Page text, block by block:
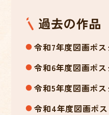
過去の作品
令和7年度図画ポ
令和6年度図画ポ
令和5年度図画ポ
令和4年度図画ポ